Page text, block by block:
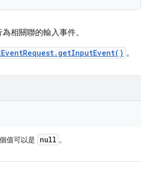
相關聯的輸入事件。
。
值可以是 null 。